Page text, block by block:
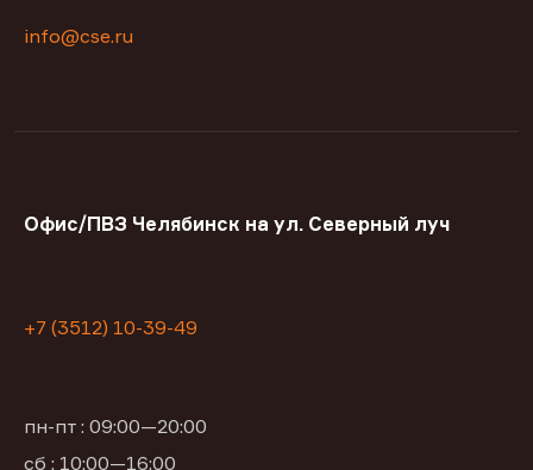
info@cse.ru
Офис/ПВЗ Челябинск на ул. Северный луч
+7 (3512) 10-39-49
пн-пт : 09:00—20:00
сб : 10:00—16:00